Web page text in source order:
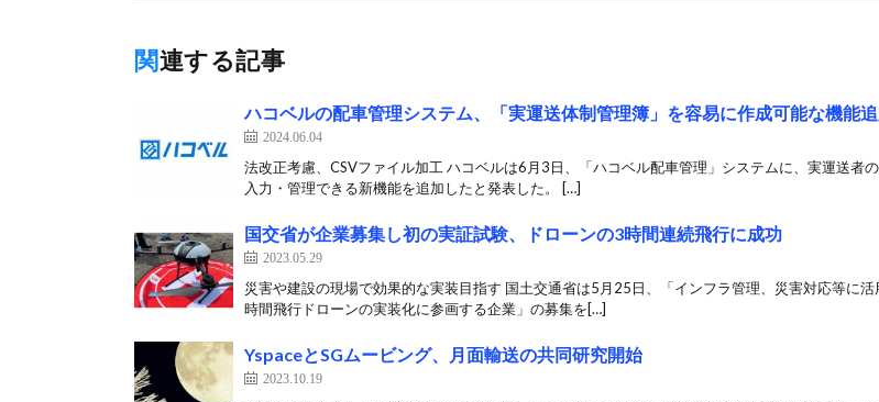
関連する記事
ハコベルの配車管理システム、「実運送体制管理簿」を容易に作成可能な機能
2024.06.04
法改正考慮、CSVファイル加工 ハコベルは6月3日、「ハコベル配車管理」システムに、実運送者
入力・管理できる新機能を追加したと発表した。 […]
国交省が企業募集し初の実証試験、ドローンの3時間連続飛行に成功
2023.05.29
災害や建設の現場で効果的な実装目指す 国土交通省は5月25日、「インフラ管理、災害対応等に活
時間飛行ドローンの実装化に参画する企業」の募集を[…]
YspaceとSGムービング、月面輸送の共同研究開始
2023.10.19